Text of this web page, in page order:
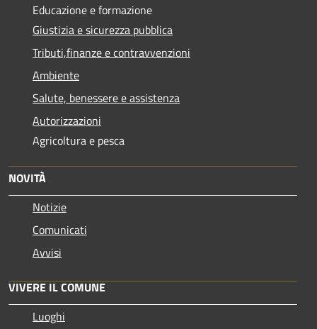
Educazione e formazione
Giustizia e sicurezza pubblica
Tributi,finanze e contravvenzioni
Ambiente
Salute, benessere e assistenza
Autorizzazioni
Agricoltura e pesca
NOVITÀ
Notizie
Comunicati
Avvisi
VIVERE IL COMUNE
Luoghi